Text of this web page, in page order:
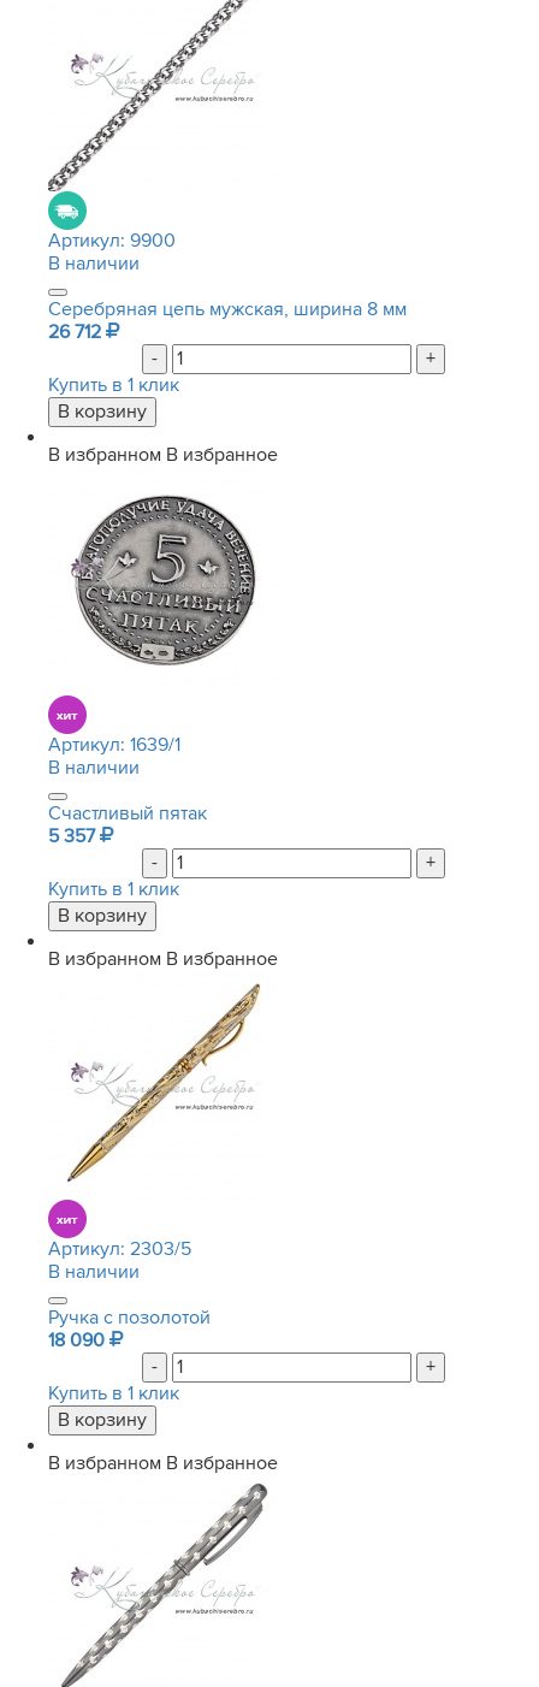
Артикул: 9900
В наличии
Серебряная цепь мужская, ширина 8 мм
26 712
-
+
Купить в 1 клик
В избранном В избранное
Артикул: 1639/1
В наличии
Счастливый пятак
5 357
-
+
Купить в 1 клик
В избранном В избранное
Артикул: 2303/5
В наличии
Ручка с позолотой
18 090
-
+
Купить в 1 клик
В избранном В избранное